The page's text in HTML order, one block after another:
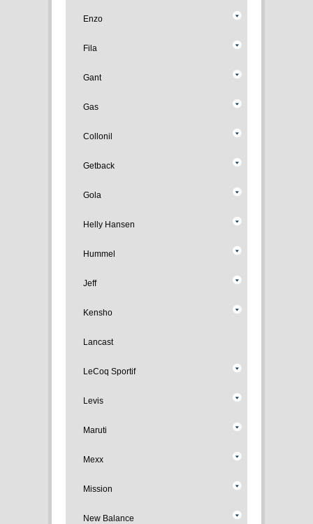
Enzo
Fila
Gant
Gas
Collonil
Getback
Gola
Helly Hansen
Hummel
Jeff
Kensho
Lancast
LeCoq Sportif
Levis
Maruti
Mexx
Mission
New Balance